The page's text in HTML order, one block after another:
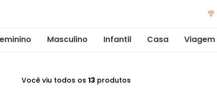
Masculino Infantil Casa Viagem
Você viu todos os 13 produtos